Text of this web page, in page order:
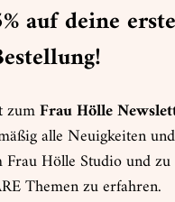
auf deine erste
zumFrau Hölle
alle Neuigkeiten und
Hölle Studio und zu
Themen zu erfahren.